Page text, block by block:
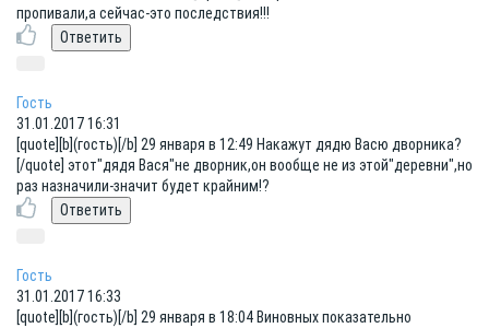
пропивали,а сейчас-это последствия!!!
Гость
31.01.2017 16:31
[quote][b](гость)[/b] 29 января в 12:49 Накажут дядю Васю дворника?
[/quote] этот"дядя Вася"не дворник,он вообще не из этой"деревни",но
раз назначили-значит будет крайним!?
Гость
31.01.2017 16:33
[quote][b](гость)[/b] 29 января в 18:04 Виновных показательно